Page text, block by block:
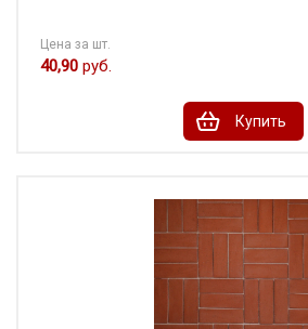
Цена за шт.
40,90 руб.
Купить